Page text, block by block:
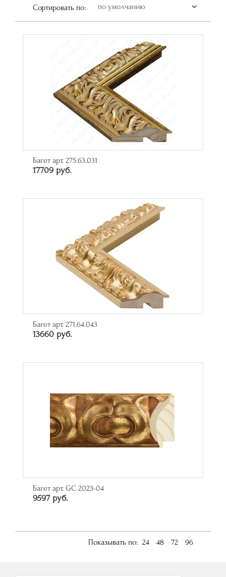
Сортировать по:
Багет арт. 275.63.031
17709 руб.
Багет арт. 271.64.043
13660 руб.
Багет арт. GC 2023-04
9597 руб.
Показывать по: 24 48 72 96